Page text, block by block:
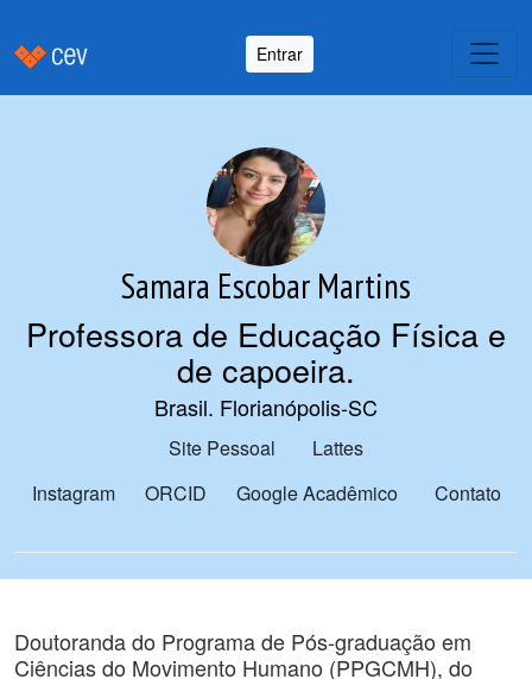
Entrar
Samara Escobar Martins
Professora de Educação Física e
de capoeira.
Brasil. Florianópolis-SC
Site Pessoal
Lattes
Instagram
ORCID Google Acadêmico Contato
Doutoranda do Programa de Pós-graduação em
Ciências do Movimento Humano (PPGCMH), do